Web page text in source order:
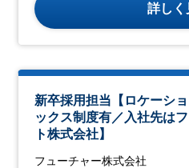
詳しく
新卒採用担当【ロケーシ
ックス制度有／入社先は
ト株式会社】
フューチャー株式会社